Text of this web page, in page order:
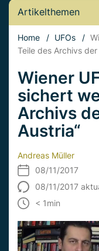
Artikelthemen
Home / UFOs /
Teile des Archivs
Wiener
sichert
Archivs
Austria“
Andreas Müller
08/11/2017
08/11/2017
< 1min